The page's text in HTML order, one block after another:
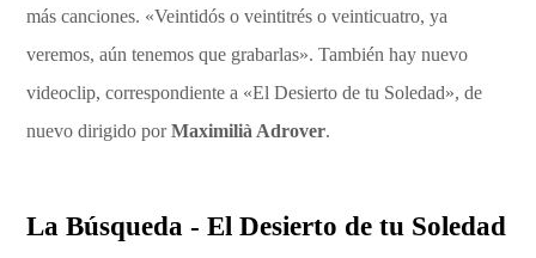
más canciones. «Veintidós o veintitrés o veinticuatro, ya
veremos, aún tenemos que grabarlas». También hay nuevo
videoclip, correspondiente a «El Desierto de tu Soledad», de
nuevo dirigido porMaximilià Adrover.
La Búsqueda - El Desierto de tu Soledad